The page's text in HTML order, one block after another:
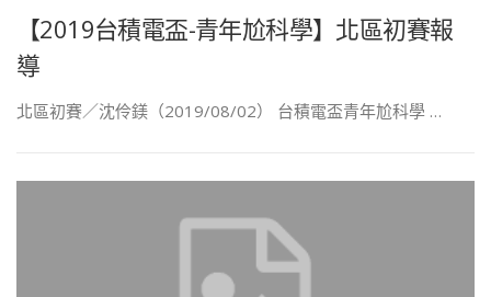
【2019台積電盃-青年尬科學】北區初賽報
導
北區初賽／沈伶鎂（2019/08/02） 台積電盃青年尬科學 …